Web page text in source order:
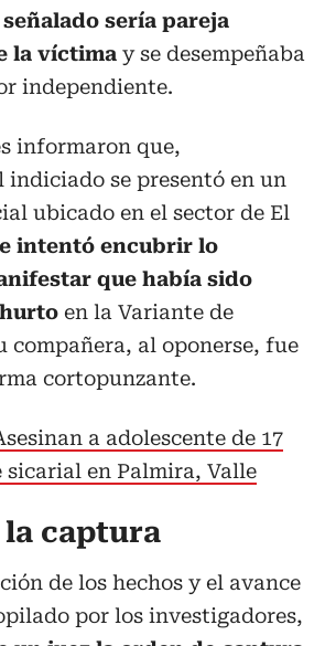
sería pareja
la víctima y se desempeñaba
independiente.
informaron que,
se presentó en un
ubicado en el sector de El
intentó encubrir lo
que había sido
en la Variante de
compañera, al oponerse, fue
cortopunzante.
a adolescente de 17
sicarial en Palmira, Valle
la captura
de los hechos y el avance
por los investigadores,